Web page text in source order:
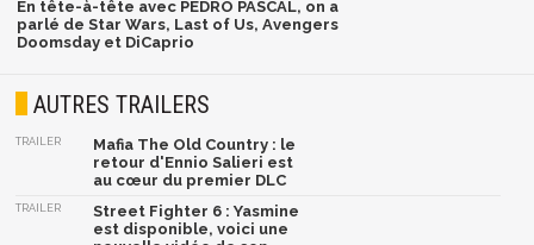
En tête-à-tête avec PEDRO PASCAL, on a
parlé de Star Wars, Last of Us, Avengers
Doomsday et DiCaprio
AUTRES TRAILERS
TRAILER
Mafia The Old Country : le
retour d'Ennio Salieri est
au cœur du premier DLC
TRAILER
Street Fighter 6 : Yasmine
est disponible, voici une